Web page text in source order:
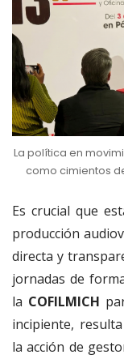
La política en
como cimientos
Es crucial que
producción
directa y
jornadas de
la COFILMICH
incipiente,
la acción de